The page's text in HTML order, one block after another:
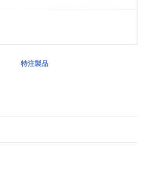
特注製品